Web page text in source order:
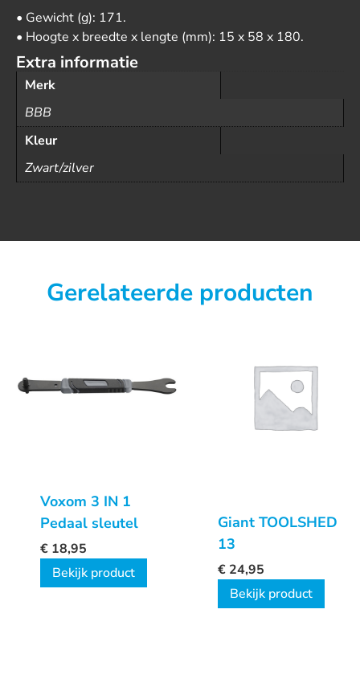
• Gewicht (g): 171.
• Hoogte x breedte x lengte (mm): 15 x 58 x 180.
Extra informatie
Merk
BBB
Kleur
Zwart/zilver
Gerelateerde producten
Voxom 3 IN 1
Pedaal sleutel
€ 18,95
Bekijk product
Giant TOOLSHED
13
€ 24,95
Bekijk product